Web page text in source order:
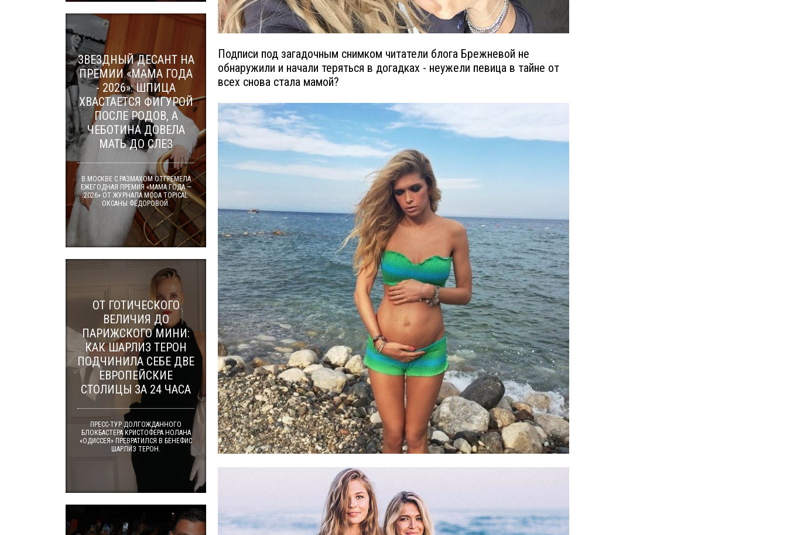
Подписи под загадочным снимком читатели блога Брежневой не
обнаружили и начали теряться в догадках - неужели певица в тайне от
всех снова стала мамой?
ЗВЕЗДНЫЙ ДЕСАНТ НА
ПРЕМИИ «МАМА ГОДА
- 2026»: ШПИЦА
ХВАСТАЕТСЯ ФИГУРОЙ
ПОСЛЕ РОДОВ, А
ЧЕБОТИНА ДОВЕЛА
МАТЬ ДО СЛЕЗ
В МОСКВЕ С РАЗМАХОМ ОТГРЕМЕЛА
ЕЖЕГОДНАЯ ПРЕМИЯ «МАМА ГОДА —
2026» ОТ ЖУРНАЛА MODA TOPICAL
ОКСАНЫ ФЁДОРОВОЙ.
ОТ ГОТИЧЕСКОГО
ВЕЛИЧИЯ ДО
ПАРИЖСКОГО МИНИ:
КАК ШАРЛИЗ ТЕРОН
ПОДЧИНИЛА СЕБЕ ДВЕ
ЕВРОПЕЙСКИЕ
СТОЛИЦЫ ЗА 24 ЧАСА
ПРЕСС-ТУР ДОЛГОЖДАННОГО
БЛОКБАСТЕРА КРИСТОФЕРА НОЛАНА
«ОДИССЕЯ» ПРЕВРАТИЛСЯ В БЕНЕФИС
ШАРЛИЗ ТЕРОН.